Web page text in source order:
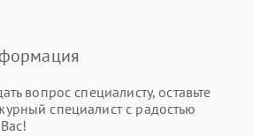
вопрос специалисту, оставьте
специалист с радостью